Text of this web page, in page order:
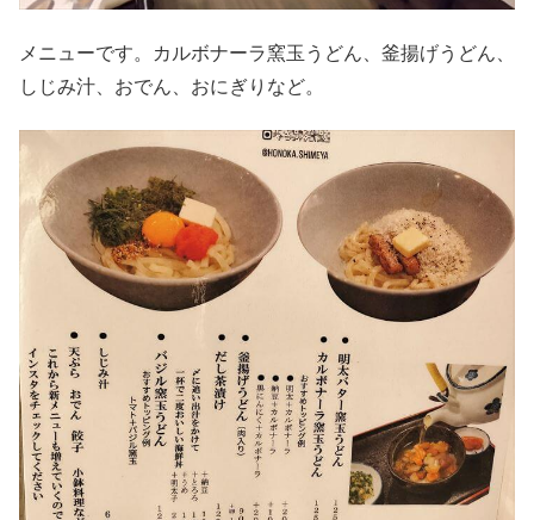
メニューです。カルボナーラ窯玉うどん、釜揚げうどん、
しじみ汁、おでん、おにぎりなど。